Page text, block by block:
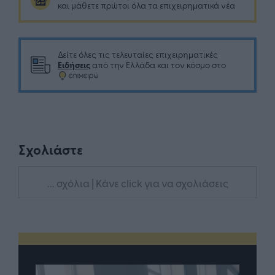
και μάθετε πρώτοι όλα τα επιχειρηματικά νέα
Δείτε όλες τις τελευταίες επιχειρηματικές
Ειδήσεις από την Ελλάδα και τον κόσμο στο
Σχολιάστε
... σχόλια | Κάνε click για να σχολιάσεις